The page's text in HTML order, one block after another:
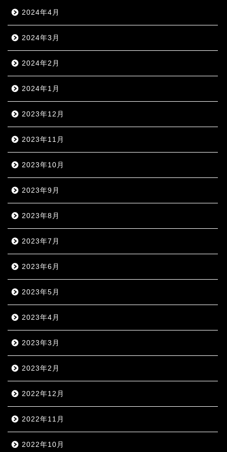
2024年4月
2024年3月
2024年2月
2024年1月
2023年12月
2023年11月
2023年10月
2023年9月
2023年8月
2023年7月
2023年6月
2023年5月
2023年4月
2023年3月
2023年2月
2022年12月
2022年11月
2022年10月